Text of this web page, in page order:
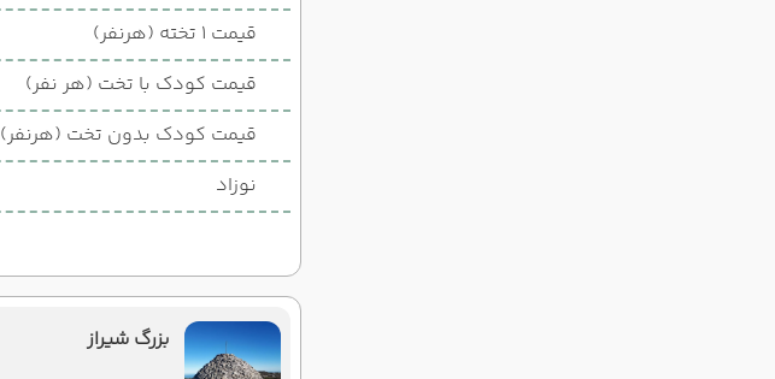
قیمت 1 تخته (هرنفر)
قیمت کودک با تخت (هر نفر)
قیمت کودک بدون تخت (هرنفر)
نوزاد
بزرگ شیراز